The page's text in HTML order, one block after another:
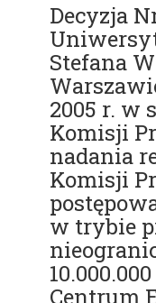
Decyzja
Stefana
2005 r. w
Komisji
nadania
Komisji
w trybie
Centrum